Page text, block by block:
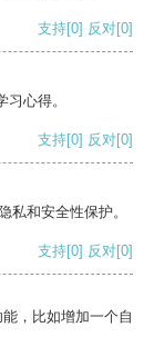
支持[0] 反对[0]
心得。
支持[0] 反对[0]
私和安全性保护。
支持[0] 反对[0]
，比如增加一个自